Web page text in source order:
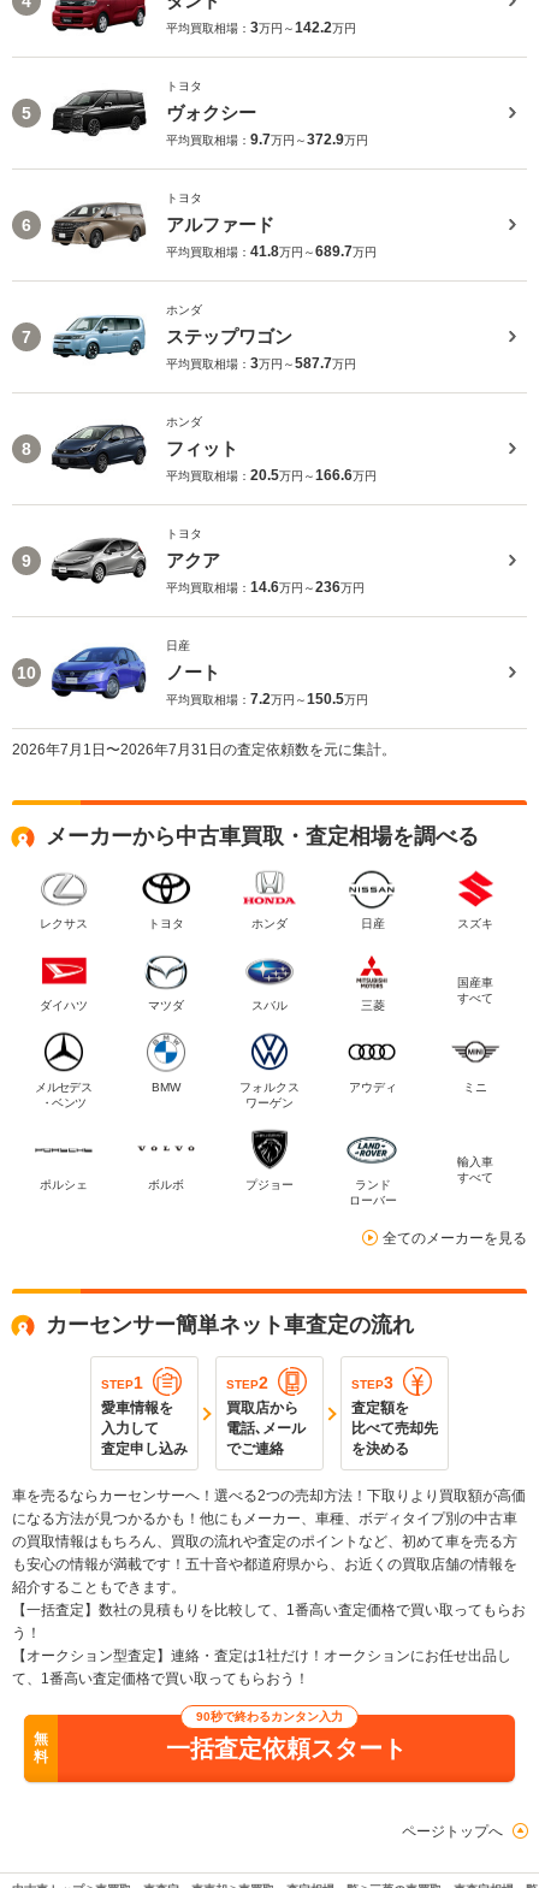
平均買取相場： 3万円～142.2万円
5
トヨタ
ヴォクシー
平均買取相場： 9.7万円～372.9万円
6
トヨタ
アルファード
平均買取相場： 41.8万円～689.7万円
7
ホンダ
ステップワゴン
平均買取相場： 3万円～587.7万円
8
ホンダ
フィット
平均買取相場： 20.5万円～166.6万円
9
トヨタ
アクア
平均買取相場： 14.6万円～236万円
10
日産
ノート
平均買取相場： 7.2万円～150.5万円
2026年7月1日〜2026年7月31日の査定依頼数を元に集計。
メーカーから中古車買取・査定相場を調べる
レクサス トヨタ ホンダ 日産 スズキ
ダイハツ マツダ スバル 三菱
国産車
すべて
メルセデス
・ベンツ
BMW
フォルクス
ワーゲン
アウディ ミニ
ポルシェ ボルボ プジョー
ランド
ローバー
輸入車
すべて
全てのメーカーを見る
カーセンサー簡単ネット車査定の流れ
STEP1
愛車情報を
入力して
査定申し込み
STEP2
買取店から
電話､メール
でご連絡
STEP3
査定額を
比べて売却先
を決める
車を売るならカーセンサーへ！選べる2つの売却方法！下取りより買取額が高価
になる方法が見つかるかも！他にもメーカー、車種、ボディタイプ別の中古車
の買取情報はもちろん、買取の流れや査定のポイントなど、初めて車を売る方
も安心の情報が満載です！五十音や都道府県から、お近くの買取店舗の情報を
紹介することもできます。
【一括査定】数社の見積もりを比較して、1番高い査定価格で買い取ってもらお
う！
【オークション型査定】連絡・査定は1社だけ！オークションにお任せ出品し
て、1番高い査定価格で買い取ってもらおう！
無
料
90秒で終わるカンタン入力
一括査定依頼スタート
ページトップへ